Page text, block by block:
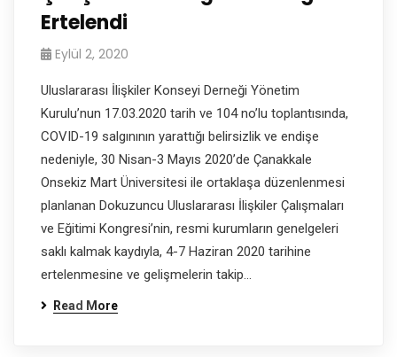
Ertelendi
Eylül 2, 2020
Uluslararası İlişkiler Konseyi Derneği Yönetim
Kurulu’nun 17.03.2020 tarih ve 104 no’lu toplantısında,
COVID-19 salgınının yarattığı belirsizlik ve endişe
nedeniyle, 30 Nisan-3 Mayıs 2020’de Çanakkale
Onsekiz Mart Üniversitesi ile ortaklaşa düzenlenmesi
planlanan Dokuzuncu Uluslararası İlişkiler Çalışmaları
ve Eğitimi Kongresi’nin, resmi kurumların genelgeleri
saklı kalmak kaydıyla, 4-7 Haziran 2020 tarihine
ertelenmesine ve gelişmelerin takip…
Read More